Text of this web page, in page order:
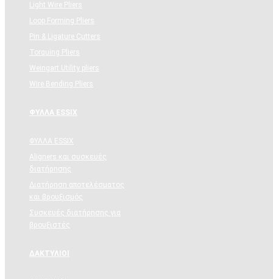
Light Wire Pliers
Loop Forming Pliers
Pin & Ligature Cutters
Torquing Pliers
Weingart Utility pliers
Wire Bending Pliers
ΦΥΛΛΑ ESSIX
ΦΥΛΛΑ ESSIX
Aligners και συσκευές
διατήρησης
Διατήρηση αποτελέσματος
και βρουξισμός
Συσκευές διατήρησης για
βρουξιστές
ΔΑΚΤΥΛΙΟΙ